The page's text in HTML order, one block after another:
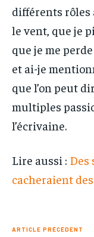
différents rôles
le vent, que je
que je me
et ai-je
que l’on peut
multiples
l’écrivaine.
Lire aussi : Des
cacheraient
ARTICLE PRÉCÉDENT